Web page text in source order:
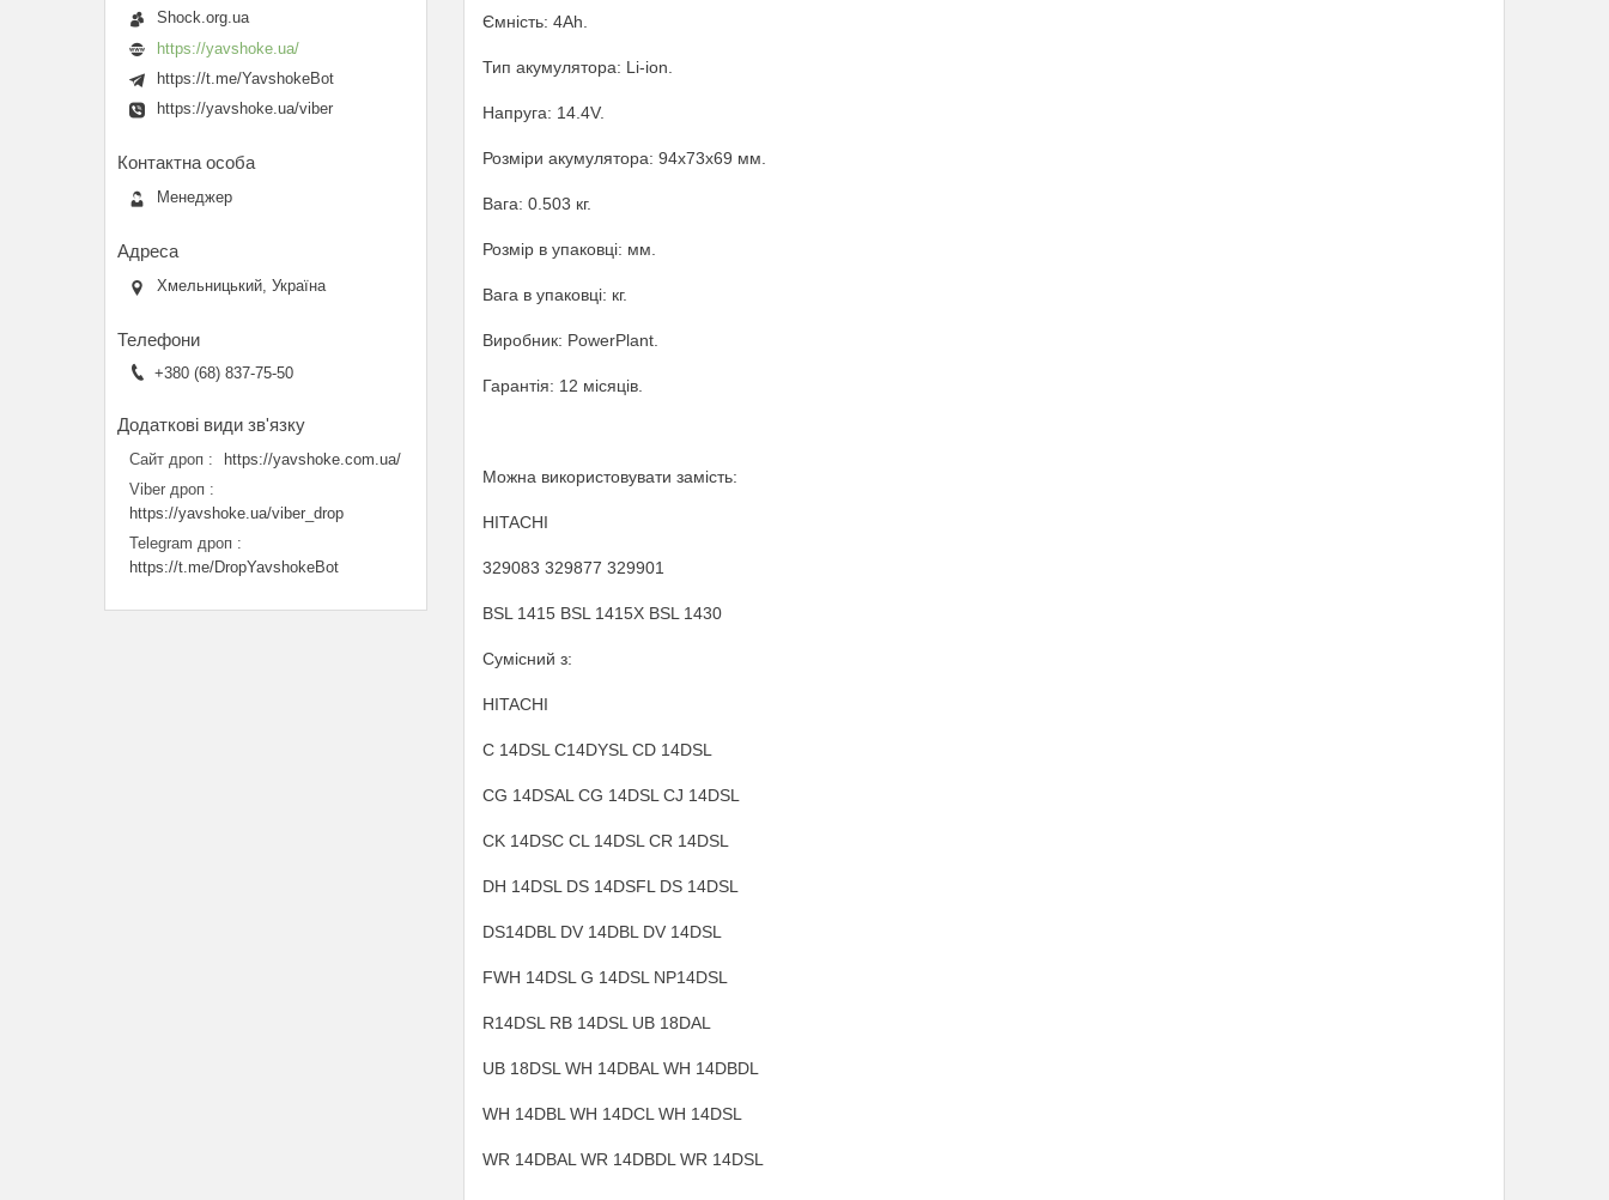
Ємність: 4Ah.
Тип акумулятора: Li-ion.
Напруга: 14.4V.
Розміри акумулятора: 94x73x69 мм.
Вага: 0.503 кг.
Розмір в упаковці: мм.
Вага в упаковці: кг.
Виробник: PowerPlant.
Гарантія: 12 місяців.
Можна використовувати замість:
HITACHI
329083 329877 329901
BSL 1415 BSL 1415X BSL 1430
Сумісний з:
HITACHI
C 14DSL C14DYSL CD 14DSL
CG 14DSAL CG 14DSL CJ 14DSL
CK 14DSC CL 14DSL CR 14DSL
DH 14DSL DS 14DSFL DS 14DSL
DS14DBL DV 14DBL DV 14DSL
FWH 14DSL G 14DSL NP14DSL
R14DSL RB 14DSL UB 18DAL
UB 18DSL WH 14DBAL WH 14DBDL
WH 14DBL WH 14DCL WH 14DSL
WR 14DBAL WR 14DBDL WR 14DSL
Shock.org.ua
https://yavshoke.ua/
https://t.me/YavshokeBot
https://yavshoke.ua/viber
Менеджер
Хмельницький, Україна
+380 (68) 837-75-50
Сайт дроп
https://yavshoke.com.ua/
Viber дроп
https://yavshoke.ua/viber_drop
Telegram дроп
https://t.me/DropYavshokeBot